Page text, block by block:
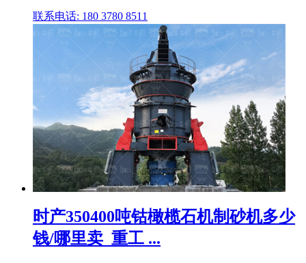
联系电话: 180 3780 8511
时产350400吨钴橄榄石机制砂机多少
钱/哪里卖_重工 ...